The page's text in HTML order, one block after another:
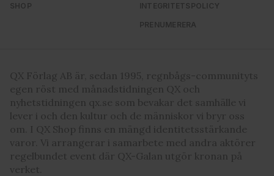
SHOP INTEGRITETSPOLICY
PRENUMERERA
QX Förlag AB är, sedan 1995, regnbågs-communityts
egen röst med månadstidningen QX och
nyhetstidningen qx.se som bevakar det samhälle vi
lever i och den kultur och de människor vi bryr oss
om. I QX Shop finns en mängd identitetsstärkande
varor. Vi arrangerar i samarbete med andra aktörer
regelbundet event där QX-Galan utgör kronan på
verket.